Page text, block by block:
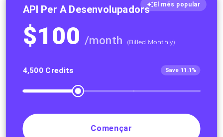
El més popular
API Per A Desenvolupadors
$100 /month (Billed Monthly)
4,500 Credits Save 11.1%
Començar